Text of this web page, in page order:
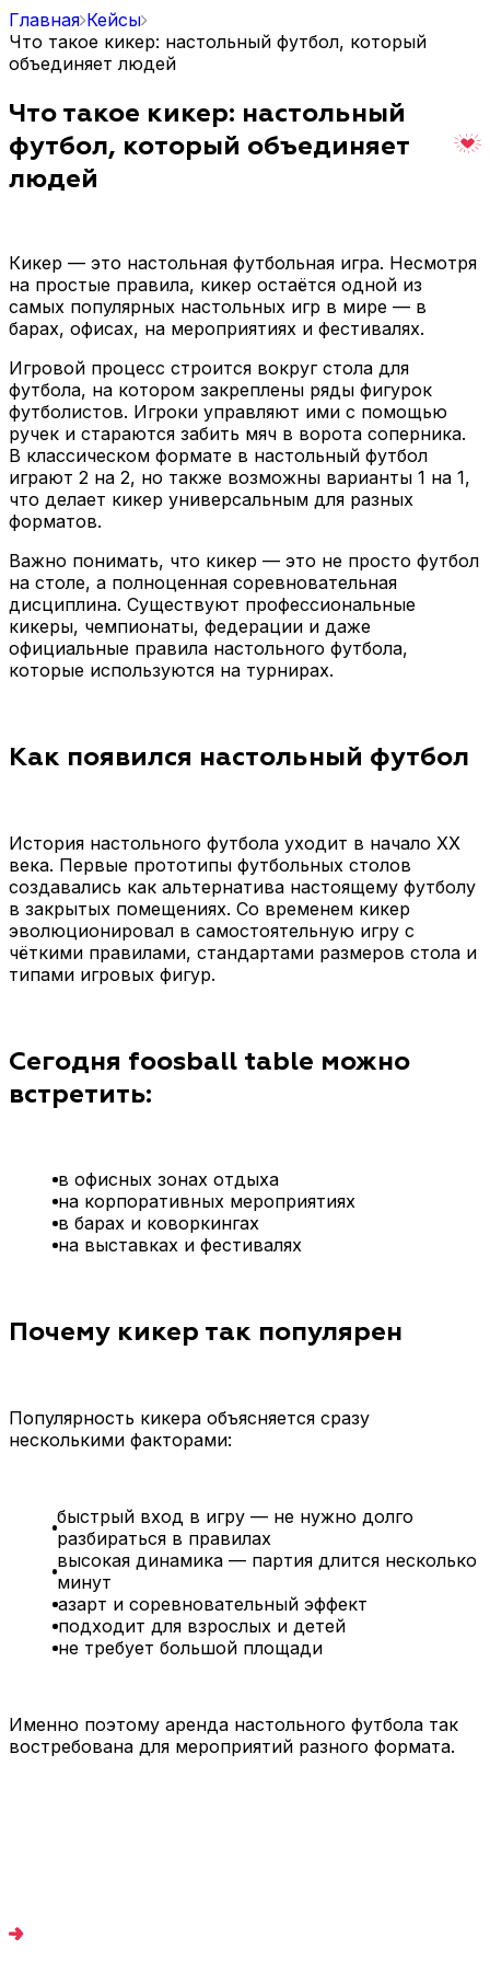
Главная Кейсы
Что такое кикер: настольный футбол, который
объединяет людей
Что такое кикер: настольный
футбол, который объединяет
людей
Кикер — это настольная футбольная игра. Несмотря
на простые правила, кикер остаётся одной из
самых популярных настольных игр в мире — в
барах, офисах, на мероприятиях и фестивалях.
Игровой процесс строится вокруг стола для
футбола, на котором закреплены ряды фигурок
футболистов. Игроки управляют ими с помощью
ручек и стараются забить мяч в ворота соперника.
В классическом формате в настольный футбол
играют 2 на 2, но также возможны варианты 1 на 1,
что делает кикер универсальным для разных
форматов.
Важно понимать, что кикер — это не просто футбол
на столе, а полноценная соревновательная
дисциплина. Существуют профессиональные
кикеры, чемпионаты, федерации и даже
официальные правила настольного футбола,
которые используются на турнирах.
Как появился настольный футбол
История настольного футбола уходит в начало XX
века. Первые прототипы футбольных столов
создавались как альтернатива настоящему футболу
в закрытых помещениях. Со временем кикер
эволюционировал в самостоятельную игру с
чёткими правилами, стандартами размеров стола и
типами игровых фигур.
Сегодня foosball table можно
встретить:
в офисных зонах отдыха
на корпоративных мероприятиях
в барах и коворкингах
на выставках и фестивалях
Почему кикер так популярен
Популярность кикера объясняется сразу
несколькими факторами:
быстрый вход в игру — не нужно долго
разбираться в правилах
высокая динамика — партия длится несколько
минут
азарт и соревновательный эффект
подходит для взрослых и детей
не требует большой площади
Именно поэтому аренда настольного футбола так
востребована для мероприятий разного формата.